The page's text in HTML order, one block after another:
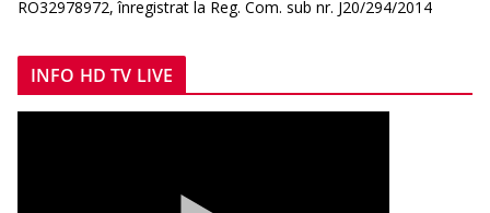
RO32978972, înregistrat la Reg. Com. sub nr. J20/294/2014
INFO HD TV LIVE